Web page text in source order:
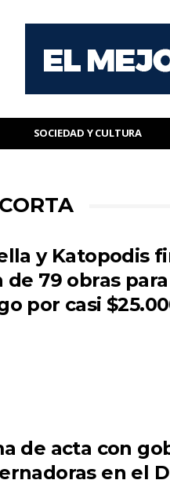
SOCIEDAD Y CULTURA
y Katopodis
de 79 obras
por casi
de acta con
en el